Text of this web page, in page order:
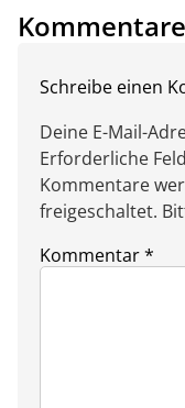
Schreibe einen
Deine E-Mail-
Erforderliche
Kommentare
freigeschaltet.
Kommentar*